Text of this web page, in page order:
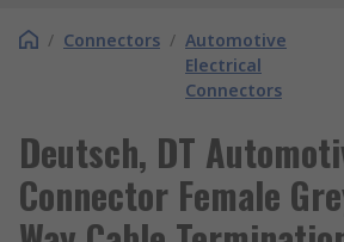
/ Connectors / Automotive
Electrical
Connectors
Deutsch, DT
Connector Female